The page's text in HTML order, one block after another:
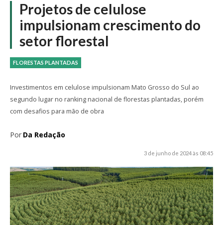
Projetos de celulose
impulsionam crescimento do
setor florestal
FLORESTAS PLANTADAS
Investimentos em celulose impulsionam Mato Grosso do Sul ao
segundo lugar no ranking nacional de florestas plantadas, porém
com desafios para mão de obra
Por Da Redação
3 de junho de 2024 às 08:45